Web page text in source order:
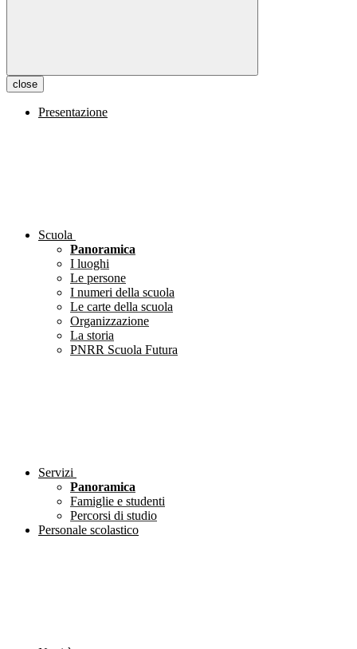
close
Presentazione
Scuola
Panoramica
I luoghi
Le persone
I numeri della scuola
Le carte della scuola
Organizzazione
La storia
PNRR Scuola Futura
Servizi
Panoramica
Famiglie e studenti
Percorsi di studio
Personale scolastico